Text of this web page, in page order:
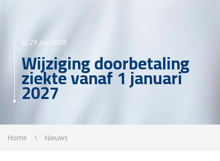
29 juli 2026
Wijziging doorbetaling
ziekte vanaf 1 januari
2027
Home Nieuws